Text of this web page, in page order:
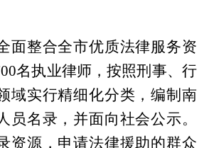
面整合全市优质法律服务资
名执业律师，按照刑事、行
域实行精细化分类，编制南
员名录，并面向社会公示。
资源，申请法律援助的群众